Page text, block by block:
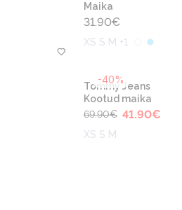
Maika
31.90€
XS S M +1
-40%
Tommy Jeans
Kootud maika
69.90€ 41.90€
XS S M